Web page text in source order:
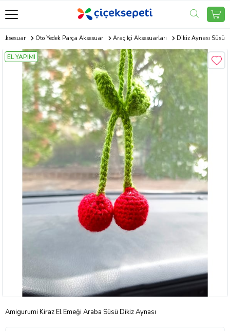
Aksesuar Oto Yedek Parça Aksesuar Araç İçi Aksesuarları Dikiz Aynası Süsü
EL YAPIMI
Amigurumi Kiraz El Emeği Araba Süsü Dikiz Aynası